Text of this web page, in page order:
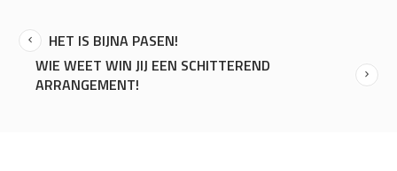
HET IS BIJNA PASEN!
WIE WEET WIN JIJ EEN SCHITTEREND
ARRANGEMENT!